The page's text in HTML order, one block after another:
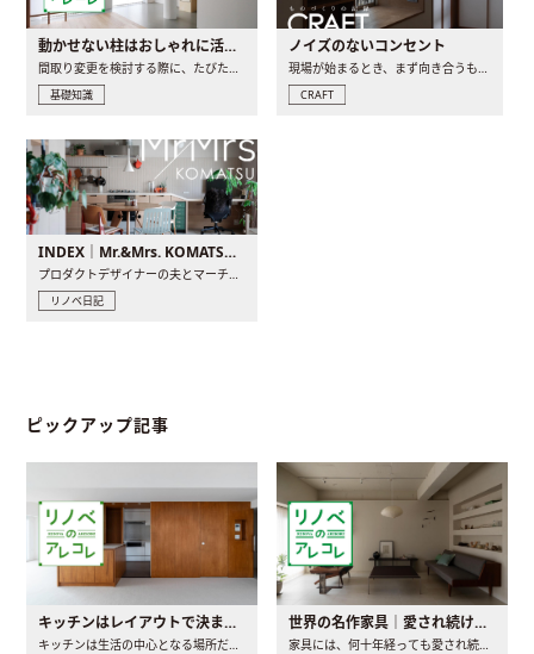
動かせない柱はおしゃれに活用！柱を魅せるリノベーション(リノベ)4選
間取り変更を検討する際に、たびたび皆さんの頭を悩ませる動か..
基礎知識
ノイズのないコンセント
現場が始まるとき、まず向き合うものの一つがコンセントです..
CRAFT
INDEX｜Mr.&Mrs. KOMATSU renovation diary
プロダクトデザイナーの夫とマーチャンダイザーの妻が、夫婦で..
リノベ日記
ピックアップ記事
キッチンはレイアウトで決まる。後悔しないための考え方と選び方
キッチンは生活の中心となる場所だからこそ、家の中のどこに置..
世界の名作家具｜愛され続ける理由と一生モノとの出会い方
家具には、何十年経っても愛され続ける「名作」と呼ばれるもの..